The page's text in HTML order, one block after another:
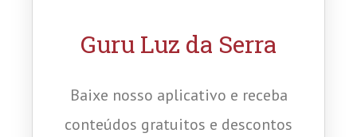
Guru Luz da Serra
Baixe nosso aplicativo e receba
conteúdos gratuitos e descontos